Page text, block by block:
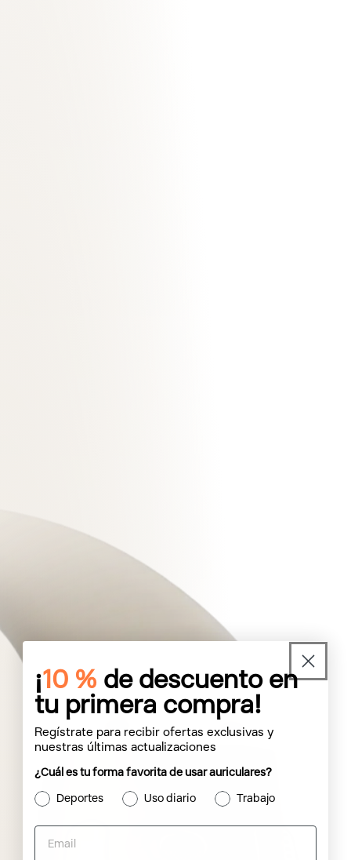
¡10 % de descuento en
tu primera compra!
Regístrate para recibir ofertas exclusivas y
nuestras últimas actualizaciones
¿Cuál es tu forma favorita de usar auriculares?
Deportes Uso diario Trabajo
Email